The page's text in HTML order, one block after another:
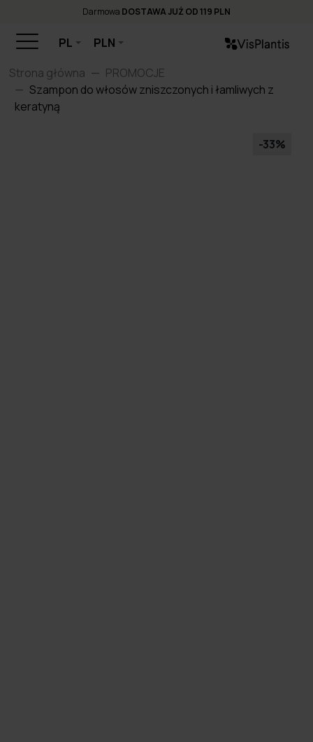
Darmowa DOSTAWA JUŻ OD 119 PLN
PL
PLN
Strona główna
PROMOCJE
Szampon do włosów zniszczonych i łamliwych z
keratyną
-33%